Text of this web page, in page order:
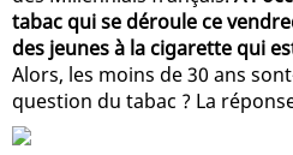
tabac qui se déroule ce
des jeunes à la cigarette qui
Alors, les moins de 30 ans
question du tabac ? La